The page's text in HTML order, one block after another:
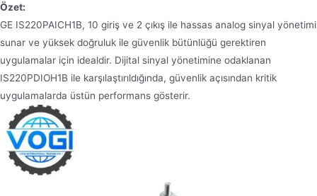
Özet:
GE IS220PAICH1B, 10 giriş ve 2 çıkış ile hassas analog sinyal yönetimi
sunar ve yüksek doğruluk ile güvenlik bütünlüğü gerektiren
uygulamalar için idealdir. Dijital sinyal yönetimine odaklanan
IS220PDIOH1B ile karşılaştırıldığında, güvenlik açısından kritik
uygulamalarda üstün performans gösterir.